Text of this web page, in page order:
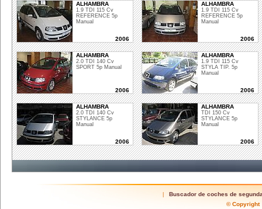
ALHAMBRA
1.9 TDI 115 Cv
REFERENCE 5p
Manual
2006
ALHAMBRA
1.9 TDI 115 Cv
REFERENCE 5p
Manual
2006
ALHAMBRA
2.0 TDI 140 Cv
SPORT 5p Manual
2006
ALHAMBRA
1.9 TDI 115 Cv
STYLA TIP. 5p
Manual
2006
ALHAMBRA
2.0 TDI 140 Cv
STYLANCE 5p
Manual
2006
ALHAMBRA
TDI 150 Cv
STYLANCE 5p
Manual
2006
Buscador de coches de
©